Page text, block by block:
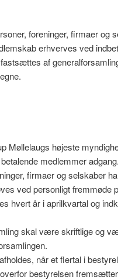
foreninger, firmaer og
erhverves ved
af
Møllelaugs højeste
medlemmer
firmaer og selskaber
ved personligt fremmøde
hvert år i aprilkvartal og
skal være skriftlige og
når et flertal i
bestyrelsen